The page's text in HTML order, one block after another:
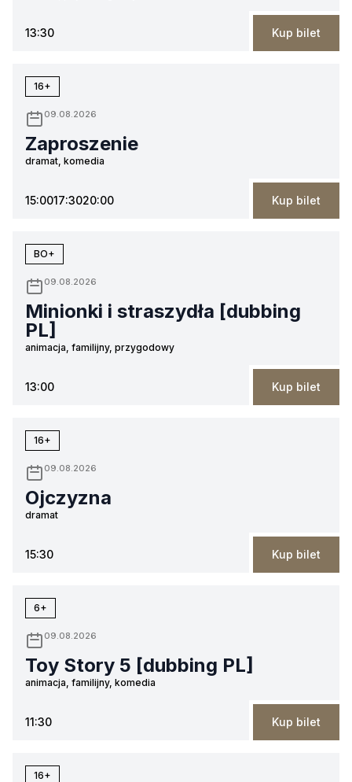
13:30 Kup bilet
16+
09.08.2026
Zaproszenie
dramat, komedia
15:0017:3020:00 Kup bilet
BO+
09.08.2026
Minionki i straszydła [dubbing
PL]
animacja, familijny, przygodowy
13:00 Kup bilet
16+
09.08.2026
Ojczyzna
dramat
15:30 Kup bilet
6+
09.08.2026
Toy Story 5 [dubbing PL]
animacja, familijny, komedia
11:30 Kup bilet
16+